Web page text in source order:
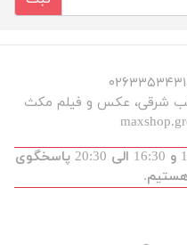
شنبه تا پنجشنبه از ساعت 9 الی 13 و 16:30 الی 20:30 پاسخگوی